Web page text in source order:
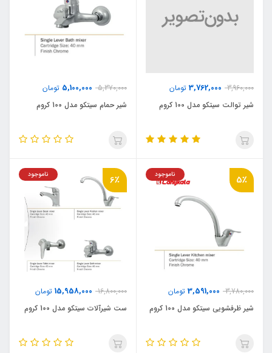
3,960,000
3,762,000 تومان
شیر توالت سیتکو مدل 100 کروم
5,370,000
5,100,000 تومان
شیر حمام سیتکو مدل 100 کروم
5٪
3,780,000
3,591,000 تومان
ناموجود
شیر ظرفشویی سیتکو مدل 100 کروم
6٪
16,800,000
15,958,000 تومان
ناموجود
ست شیرآلات سیتکو مدل 100 کروم